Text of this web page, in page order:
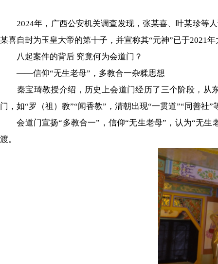
2024年，广西公安机关调查发现，张某喜、叶某珍等人
某喜自封为玉皇大帝的第十子，并宣称其“元神”已于2021
八起案件的背后 究竟何为会道门？
——信仰“无生老母”，多教合一杂糅思想
秦宝琦教授介绍，历史上会道门经历了三个阶段，从
门，如“罗（祖）教”“闻香教”，清朝出现“一贯道”“同善社
会道门宣扬“多教合一”，信仰“无生老母”，认为“无生
渡。